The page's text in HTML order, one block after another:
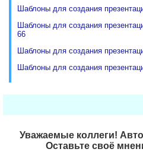
Шаблоны для создания
Шаблоны для создания
66
Шаблоны для создания
Шаблоны для создания
Уважаемые коллеги!
Оставьте своё